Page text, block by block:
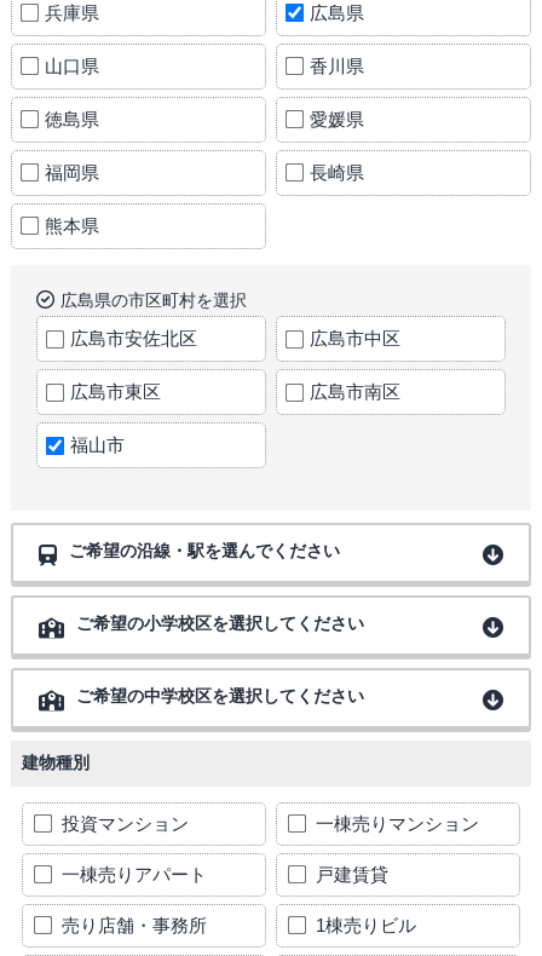
兵庫県 広島県
山口県 香川県
徳島県 愛媛県
福岡県 長崎県
熊本県
広島県の市区町村を選択
広島市安佐北区 広島市中区
広島市東区 広島市南区
福山市
ご希望の沿線・駅を選んでください
ご希望の小学校区を選択してください
ご希望の中学校区を選択してください
建物種別
投資マンション 一棟売りマンション
一棟売りアパート 戸建賃貸
売り店舗・事務所 1棟売りビル